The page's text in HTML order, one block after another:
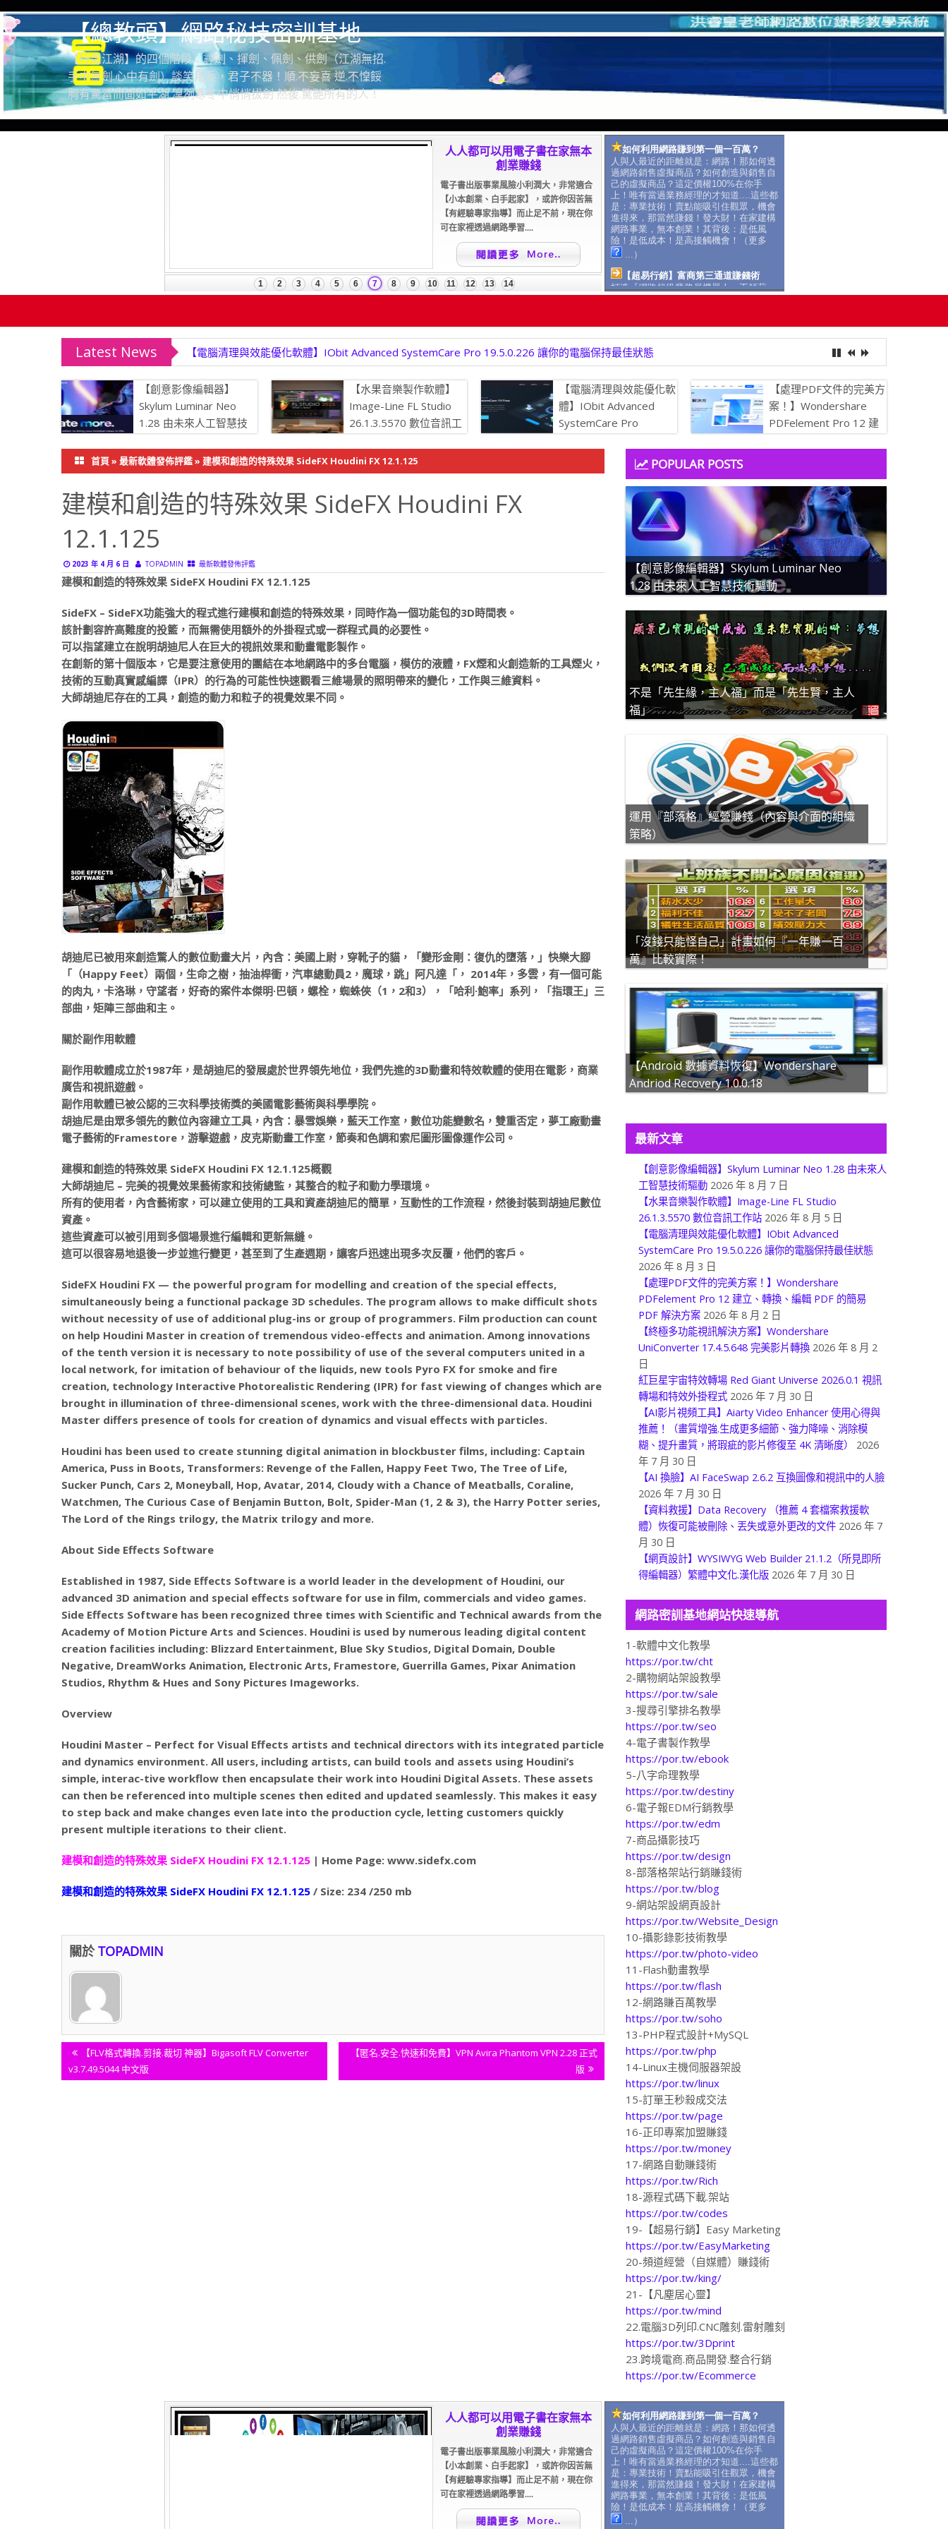
【總教頭】網路秘技密訓基地
【行走江湖】的四個階段：尋劍、揮劍、佩劍、供劍（江湖無招.
手中無劍.心中有劍）談笑用兵，君子不器！順.不妄喜 逆.不惶餒
胸有驚雷而面如平湖 凜冽寒冬中悄悄拔劍 然後.驚艷所有的人！
Latest News 【電腦清理與效能優化軟體】IObit Advanced SystemCare Pro 19.5.0.226 讓你的電腦保持最佳狀態
【創意影像編輯器】
Skylum Luminar Neo
1.28 由未來人工智慧技
【水果音樂製作軟體】
Image-Line FL Studio
26.1.3.5570 數位音訊工
【電腦清理與效能優化軟
體】IObit Advanced
SystemCare Pro
【處理PDF文件的完美方
案！】Wondershare
PDFelement Pro 12 建
簡易 PDF 解決方案
首頁» 最新軟體發佈評鑑» 建模和創造的特殊效果 SideFX Houdini FX 12.1.125
建模和創造的特殊效果 SideFX Houdini FX
12.1.125
2023 年 4 月 6 日 TOPADMIN 最新軟體發佈評鑑
建模和創造的特殊效果 SideFX Houdini FX 12.1.125
SideFX – SideFX功能強大的程式進行建模和創造的特殊效果，同時作為一個功能包的3D時間表。
該計劃容許高難度的投籃，而無需使用額外的外掛程式或一群程式員的必要性。
可以指望建立在說明胡迪尼人在巨大的視訊效果和動畫電影製作。
在創新的第十個版本，它是要注意使用的團結在本地網路中的多台電腦，模仿的液體，FX煙和火創造新的工具煙火，
技術的互動真實感編譯（IPR）的行為的可能性快速觀看三維場景的照明帶來的變化，工作與三維資料。
大師胡迪尼存在的工具，創造的動力和粒子的視覺效果不同。
胡迪尼已被用來創造驚人的數位動畫大片，內含：美國上尉，穿靴子的貓，「變形金剛：復仇的墮落，」快樂大腳
「（Happy Feet）兩個，生命之樹，抽油桿衝，汽車總動員2，魔球，跳」阿凡達「， 2014年，多雲，有一個可能
的肉丸，卡洛琳，守望者，好奇的案件本傑明·巴頓，螺栓，蜘蛛俠（1，2和3），「哈利·鮑率」系列，「指環王」三
部曲，矩陣三部曲和主。
關於副作用軟體
副作用軟體成立於1987年，是胡迪尼的發展處於世界領先地位，我們先進的3D動畫和特效軟體的使用在電影，商業
廣告和視訊遊戲。
副作用軟體已被公認的三次科學技術獎的美國電影藝術與科學學院。
胡迪尼是由眾多領先的數位內容建立工具，內含：暴雪娛樂，藍天工作室，數位功能變數名，雙重否定，夢工廠動畫
電子藝術的Framestore，游擊遊戲，皮克斯動畫工作室，節奏和色調和索尼圖形圖像運作公司。
建模和創造的特殊效果 SideFX Houdini FX 12.1.125概觀
大師胡迪尼 – 完美的視覺效果藝術家和技術總監，其整合的粒子和動力學環境。
所有的使用者，內含藝術家，可以建立使用的工具和資產胡迪尼的簡單，互動性的工作流程，然後封裝到胡迪尼數位
資產。
這些資產可以被引用到多個場景進行編輯和更新無縫。
這可以很容易地退後一步並進行變更，甚至到了生產週期，讓客戶迅速出現多次反覆，他們的客戶。
SideFX Houdini FX — the powerful program for modelling and creation of the special effects,
simultaneously being a functional package 3D schedules. The program allows to make difficult shots
without necessity of use of additional plug-ins or group of programmers. Film production can count
on help Houdini Master in creation of tremendous video-effects and animation. Among innovations
of the tenth version it is necessary to note possibility of use of the several computers united in a
local network, for imitation of behaviour of the liquids, new tools Pyro FX for smoke and fire
creation, technology Interactive Photorealistic Rendering (IPR) for fast viewing of changes which are
brought in illumination of three-dimensional scenes, work with the three-dimensional data. Houdini
Master differs presence of tools for creation of dynamics and visual effects with particles.
Houdini has been used to create stunning digital animation in blockbuster films, including: Captain
America, Puss in Boots, Transformers: Revenge of the Fallen, Happy Feet Two, The Tree of Life,
Sucker Punch, Cars 2, Moneyball, Hop, Avatar, 2014, Cloudy with a Chance of Meatballs, Coraline,
Watchmen, The Curious Case of Benjamin Button, Bolt, Spider-Man (1, 2 & 3), the Harry Potter series,
The Lord of the Rings trilogy, the Matrix trilogy and more.
About Side Effects Software
Established in 1987, Side Effects Software is a world leader in the development of Houdini, our
advanced 3D animation and special effects software for use in film, commercials and video games.
Side Effects Software has been recognized three times with Scientific and Technical awards from the
Academy of Motion Picture Arts and Sciences. Houdini is used by numerous leading digital content
creation facilities including: Blizzard Entertainment, Blue Sky Studios, Digital Domain, Double
Negative, DreamWorks Animation, Electronic Arts, Framestore, Guerrilla Games, Pixar Animation
Studios, Rhythm & Hues and Sony Pictures Imageworks.
Overview
Houdini Master – Perfect for Visual Effects artists and technical directors with its integrated particle
and dynamics environment. All users, including artists, can build tools and assets using Houdini’s
simple, interac-tive workflow then encapsulate their work into Houdini Digital Assets. These assets
can then be referenced into multiple scenes then edited and updated seamlessly. This makes it easy
to step back and make changes even late into the production cycle, letting customers quickly
present multiple iterations to their client.
建模和創造的特殊效果 SideFX Houdini FX 12.1.125 | Home Page: www.sidefx.com
建模和創造的特殊效果 SideFX Houdini FX 12.1.125 / Size: 234 /250 mb
關於 TOPADMIN
文Previous
Post:
【FLV格式轉換.剪接.裁切 神器】Bigasoft FLV Converter
v3.7.49.5044 中文版
Next
【匿名.安全.快速和免費】VPN Avira Phantom VPN 2.28 正式
版
POPULAR POSTS
【創意影像編輯器】Skylum Luminar Neo
1.28 由未來人工智慧技術驅動
不是「先生緣，主人福」而是「先生賢，主人
福」
運用『部落格』經營賺錢（內容與介面的組織
策略）
「沒錢只能怪自己」計畫如何『一年賺一百
萬』比較實際！
【Android 數據資料恢復】Wondershare
Andriod Recovery 1.0.0.18
最新文章
【創意影像編輯器】Skylum Luminar Neo 1.28 由未來人
工智慧技術驅動 2026 年 8 月 7 日
【水果音樂製作軟體】Image-Line FL Studio
26.1.3.5570 數位音訊工作站 2026 年 8 月 5 日
【電腦清理與效能優化軟體】IObit Advanced
SystemCare Pro 19.5.0.226 讓你的電腦保持最佳狀態
2026 年 8 月 3 日
【處理PDF文件的完美方案！】Wondershare
PDFelement Pro 12 建立、轉換、編輯 PDF 的簡易
PDF 解決方案 2026 年 8 月 2 日
【終極多功能視訊解決方案】Wondershare
UniConverter 17.4.5.648 完美影片轉換 2026 年 8 月 2
日
紅巨星宇宙特效轉場 Red Giant Universe 2026.0.1 視訊
轉場和特效外掛程式 2026 年 7 月 30 日
【AI影片視頻工具】Aiarty Video Enhancer 使用心得與
推薦！（畫質增強.生成更多細節、強力降噪、消除模
糊、提升畫質，將瑕疵的影片修復至 4K 清晰度）
2026
年 7 月 30 日
【AI 換臉】AI FaceSwap 2.6.2 互換圖像和視訊中的人臉
2026 年 7 月 30 日
【資料救援】Data Recovery （推薦 4 套檔案救援軟
體）恢復可能被刪除、丟失或意外更改的文件 2026 年 7
月 30 日
【網頁設計】WYSIWYG Web Builder 21.1.2（所見即所
得編輯器）繁體中文化.漢化版 2026 年 7 月 30 日
網路密訓基地網站快速導航
1-軟體中文化教學
https://por.tw/cht
2-購物網站架設教學
https://por.tw/sale
3-搜尋引擎排名教學
https://por.tw/seo
4-電子書製作教學
https://por.tw/ebook
5-八字命理教學
https://por.tw/destiny
6-電子報EDM行銷教學
https://por.tw/edm
7-商品攝影技巧
https://por.tw/design
8-部落格架站行銷賺錢術
https://por.tw/blog
9-網站架設網頁設計
https://por.tw/Website_Design
10-攝影錄影技術教學
https://por.tw/photo-video
11-Flash動畫教學
https://por.tw/flash
12-網路賺百萬教學
https://por.tw/soho
13-PHP程式設計+MySQL
https://por.tw/php
14-Linux主機伺服器架設
https://por.tw/linux
15-訂單王秒殺成交法
https://por.tw/page
16-正印專案加盟賺錢
https://por.tw/money
17-網路自動賺錢術
https://por.tw/Rich
18-源程式碼下載.架站
https://por.tw/codes
19-【超易行銷】Easy Marketing
https://por.tw/EasyMarketing
20-頻道經營（自媒體）賺錢術
https://por.tw/king/
21-【凡塵居心靈】
https://por.tw/mind
22.電腦3D列印.CNC雕刻.雷射雕刻
https://por.tw/3Dprint
23.跨境電商.商品開發.整合行銷
https://por.tw/Ecommerce